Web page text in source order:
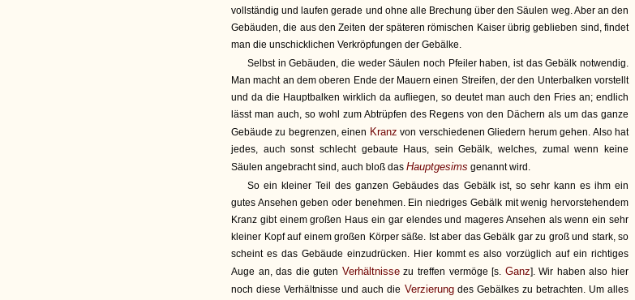
vollständig und laufen gerade und ohne alle Brechung über den Säulen weg. Aber an den
Gebäuden, die aus den Zeiten der späteren römischen Kaiser übrig geblieben sind, findet
man die unschicklichen Verkröpfungen der Gebälke.
Selbst in Gebäuden, die weder Säulen noch Pfeiler haben, ist das Gebälk notwendig.
Man macht an dem oberen Ende der Mauern einen Streifen, der den Unterbalken vorstellt
und da die Hauptbalken wirklich da aufliegen, so deutet man auch den Fries an; endlich
lässt man auch, so wohl zum Abtrüpfen des Regens von den Dächern als um das ganze
Gebäude zu begrenzen, einen Kranz von verschiedenen Gliedern herum gehen. Also hat
jedes, auch sonst schlecht gebaute Haus, sein Gebälk, welches, zumal wenn keine
Säulen angebracht sind, auch bloß das Hauptgesims genannt wird.
So ein kleiner Teil des ganzen Gebäudes das Gebälk ist, so sehr kann es ihm ein
gutes Ansehen geben oder benehmen. Ein niedriges Gebälk mit wenig hervorstehendem
Kranz gibt einem großen Haus ein gar elendes und mageres Ansehen als wenn ein sehr
kleiner Kopf auf einem großen Körper säße. Ist aber das Gebälk gar zu groß und stark, so
scheint es das Gebäude einzudrücken. Hier kommt es also vorzüglich auf ein richtiges
Auge an, das die guten Verhältnissezu treffen vermöge [s. Ganz]. Wir haben also hier
noch diese Verhältnisse und auch die Verzierungdes Gebälkes zu betrachten. Um alles